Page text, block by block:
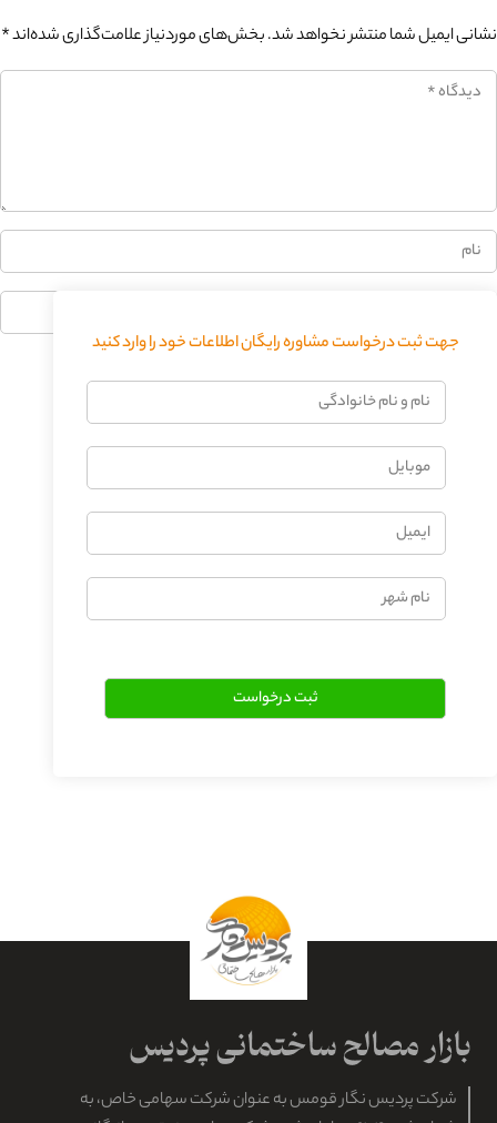
نشانی ایمیل شما منتشر نخواهد شد.بخش‌های موردنیاز علامت‌گذاری شده‌اند*
جهت ثبت درخواست مشاوره رایگان اطلاعات خود را وارد کنید
نام
و
خانوادگی
موبایل
ایمیل
نام
شهر
شرکت پردیس نگار قومس به عنوان شرکت سهامی خاص، به